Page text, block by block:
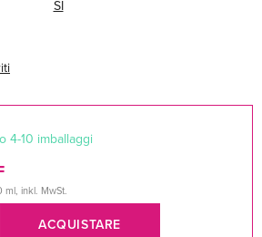
SI
4-10 imballaggi
ml, inkl. MwSt.
ACQUISTARE